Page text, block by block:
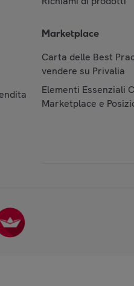
Marketplace
Carta delle Best
vendere su Privalia
Elementi Essenziali
Marketplace e